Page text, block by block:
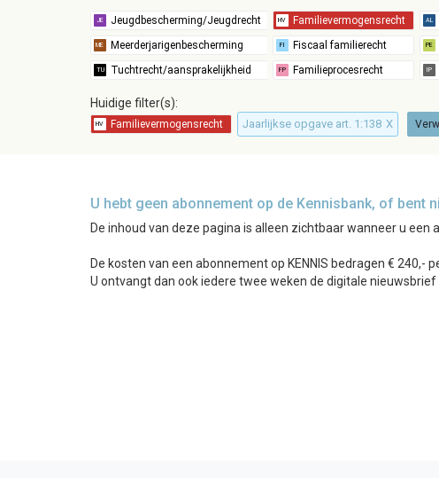
Huidige filter(s):
Jaarlijkse opgave art. 1:138 X
U hebt geen abonnement op de Kennisbank, of bent
De inhoud van deze pagina is alleen zichtbaar wanneer u een
De kosten van een abonnement op KENNIS bedragen €
U ontvangt dan ook iedere twee weken de digitale nieuwsbrief